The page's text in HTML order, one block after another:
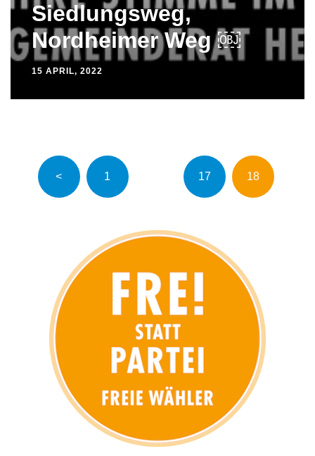
Siedlungsweg,
Nordheimer Weg ￼
15 APRIL, 2022
Seitennummerierung
Beiträge
< 1 17 18